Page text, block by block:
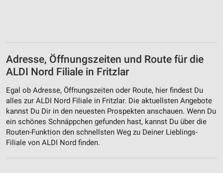
Adresse, Öffnungszeiten und Route für die
ALDI Nord Filiale in Fritzlar
Egal ob Adresse, Öffnungszeiten oder Route, hier findest Du
alles zur ALDI Nord Filiale in Fritzlar. Die aktuellsten Angebote
kannst Du Dir in den neuesten Prospekten anschauen. Wenn Du
ein schönes Schnäppchen gefunden hast, kannst Du über die
Routen-Funktion den schnellsten Weg zu Deiner Lieblings-
Filiale von ALDI Nord finden.